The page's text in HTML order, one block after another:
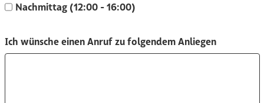
Nachmittag (12:00 - 16:00)
Ich wünsche einen Anruf zu folgendem Anliegen